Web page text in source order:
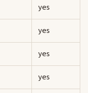
yes
yes
yes
yes